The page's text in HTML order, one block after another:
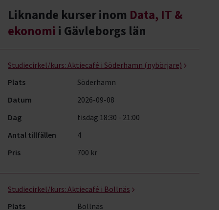
Liknande kurser inom Data, IT &
ekonomi i Gävleborgs län
Studiecirkel/kurs: Aktiecafé i Söderhamn (nybörjare)
Plats
Söderhamn
Datum
2026-09-08
Dag
tisdag 18:30 - 21:00
Antal tillfällen
4
Pris
700 kr
Studiecirkel/kurs: Aktiecafé i Bollnäs
Plats
Bollnäs